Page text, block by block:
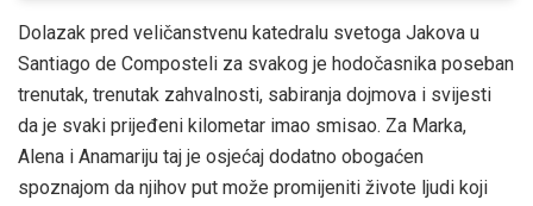
Dolazak pred veličanstvenu katedralu svetoga Jakova u
Santiago de Composteli za svakog je hodočasnika poseban
trenutak, trenutak zahvalnosti, sabiranja dojmova i svijesti
da je svaki prijeđeni kilometar imao smisao. Za Marka,
Alena i Anamariju taj je osjećaj dodatno obogaćen
spoznajom da njihov put može promijeniti živote ljudi koji